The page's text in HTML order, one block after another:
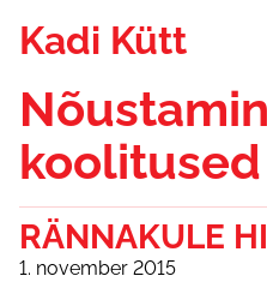
Kadi Kütt
koolitused
RÄNNAKULE
1. november 2015